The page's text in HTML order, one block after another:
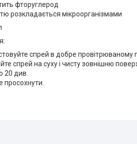
фторуглерод
розкладається мікроорганізмами
спрей в добре провітрюваному
спрей на суху і чисту зовнішню
20 див.
просохнути.